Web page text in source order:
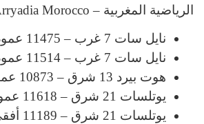
الرياضية المغربية – Arryadia Morocco
نايل سات 7 غرب – 11475 عمودي 27500
نايل سات 7 غرب – 11514 عمودي 27500
هوت بيرد 13 شرق – 10873 عمودي 27500
يوتلسات 21 شرق – 11618 عمودي 27500
يوتلسات 21 شرق – 11189 أفقي 9690